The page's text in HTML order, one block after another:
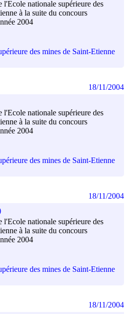
l'Ecole nationale supérieure des
à la suite du concours
2004
des mines de Saint-Etienne
l'Ecole nationale supérieure des
à la suite du concours
2004
des mines de Saint-Etienne
18/11/2004
l'Ecole nationale supérieure des
à la suite du concours
2004
des mines de Saint-Etienne
18/11/2004
18/11/2004